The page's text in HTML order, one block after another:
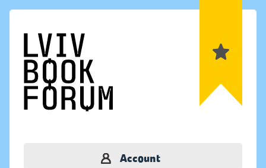
Account